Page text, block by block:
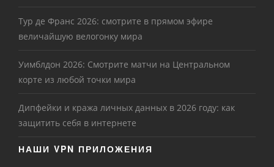
Тур де Франс 2026: смотрите в прямом эфире
величайшую велогонку мира
Уимблдон 2026: Смотрите матчи на Центральном
корте из любой точки мира
Дипфейки и кража личных данных в 2026 году: как
защитить себя в интернете
НАШИ VPN ПРИЛОЖЕНИЯ